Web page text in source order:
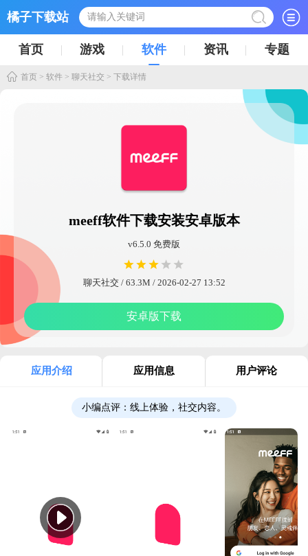
橘子下载站
首页 游戏 软件 资讯 专题
首页 > 软件 > 聊天社交 > 下载详情
meeff软件下载安装安卓版本
v6.5.0 免费版
聊天社交 / 63.3M / 2026-02-27 13:52
安卓版下载
应用介绍 应用信息 用户评论
小编点评： 线上体验，社交内容。